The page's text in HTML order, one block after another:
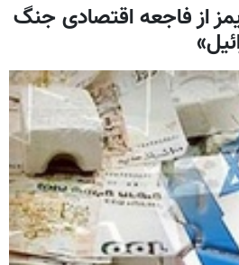
از فاجعه اقتصادی جنگ